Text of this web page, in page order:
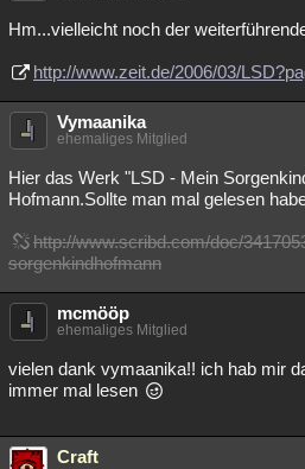
Hm...vielleicht noch der
http://www.zeit.de/2006/03/
Vymaanika
ehemaliges Mitglied
Hier das Werk "LSD - Mein
Hofmann.Sollte man mal gelesen
http://www.scribd.com/doc/
sorgenkindhofmann
mcmööp
ehemaliges Mitglied
vielen dank vymaanika!! ich hab mir
immer mal lesen
Craft